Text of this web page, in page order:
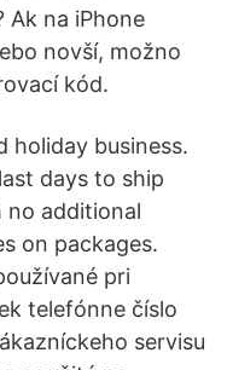
Ak na iPhone
novší, možno
kód.
holiday business.
days to ship
no additional
on packages.
pri
telefónne číslo
servisu